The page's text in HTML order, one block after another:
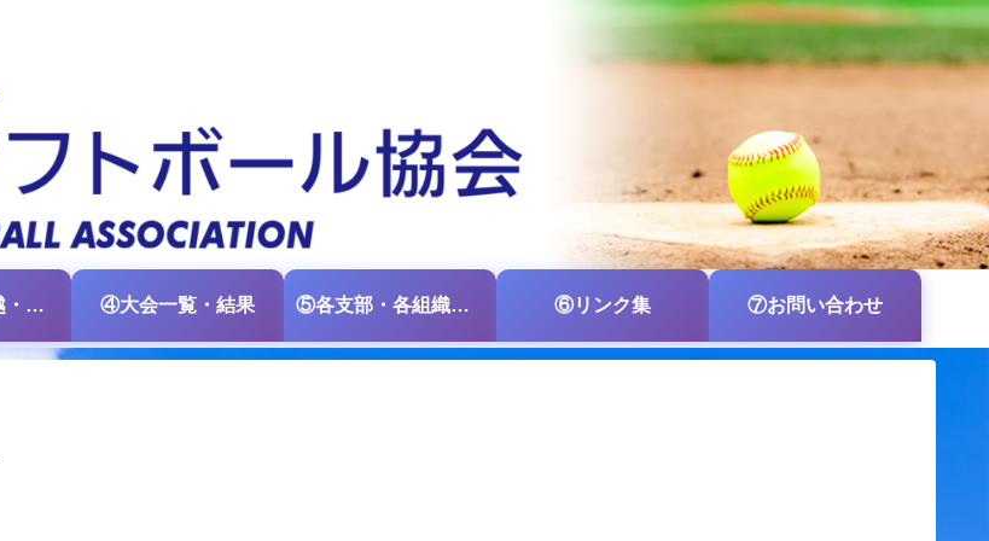
③全国・北信越・中日本大会情報 ④大会一覧・結果 ⑤各支部・各組織の掲示板 ⑥リンク集 ⑦お問い合わせ